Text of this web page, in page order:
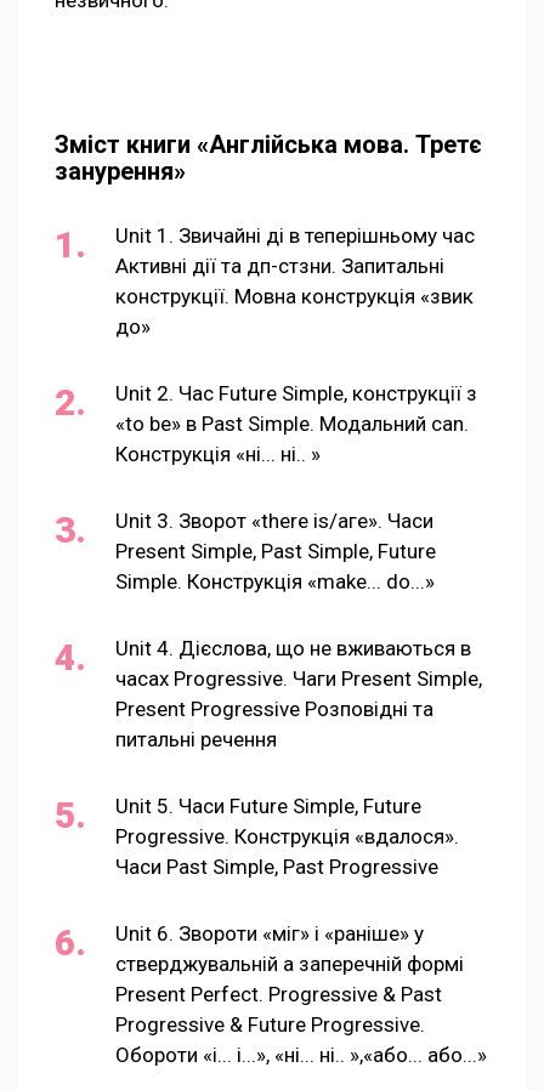
Зміст книги «Англійська мова. Третє
занурення»
Unit 1. Звичайні ді в теперішньому час
Активні дії та дп-стзни. Запитальні
конструкції. Мовна конструкція «звик
до»
Unit 2. Час Future Simple, конструкції з
«to be» в Past Simplе. Модальний саn.
Конструкція «ні... ні.. »
Unit 3. Зворот «there is/аге». Часи
Present Simple, Past Simple, Future
Simple. Конструкція «make... do...»
Unit 4. Дієслова, що не вживаються в
часах Progressive. Чаги Present Simple,
Present Progressive Розповідні та
питальні речення
Unit 5. Часи Future Simple, Future
Progressive. Конструкція «вдалося».
Часи Past Simple, Past Progressive
Unit 6. Звороти «міг» і «раніше» у
стверджувальній а заперечній формі
Present Perfect. Progressive & Past
Progressive & Future Progressive.
Обороти «і... і...», «ні... ні.. »,«або... або...»